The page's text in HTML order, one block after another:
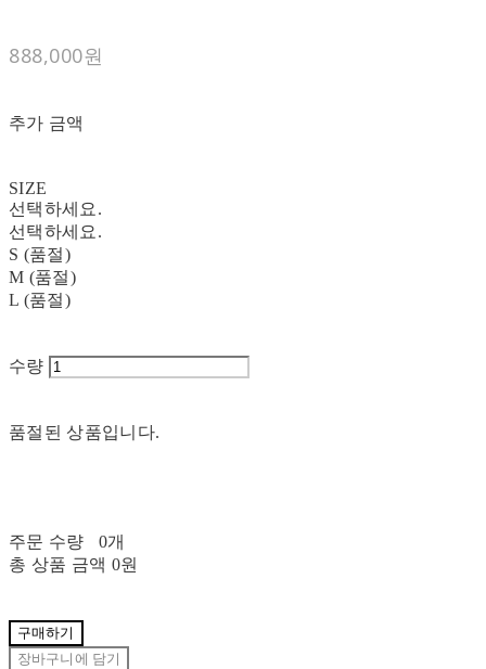
888,000원
추가 금액
SIZE
선택하세요.
선택하세요.
S (품절)
M (품절)
L (품절)
수량
품절된 상품입니다.
주문 수량
0개
총 상품 금액 0원
구매하기
장바구니에 담기